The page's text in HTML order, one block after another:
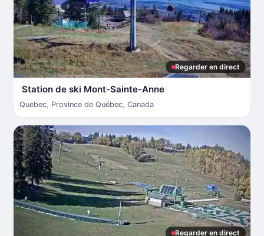
Regarder en direct
Station de ski Mont-Sainte-Anne
Quebec, Province de Québec, Canada
Regarder en direct